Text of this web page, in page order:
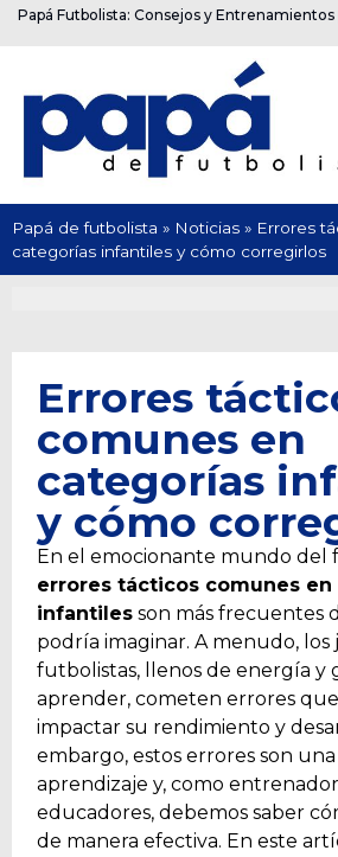
Papá Futbolista: Consejos y Entrenamientos
Papá de futbolista » Noticias » Errores
categorías infantiles y cómo corregirlos
Errores
comunes en
categorías
y cómo
En el emocionante mundo del
errores tácticos comunes
infantiles son más frecuentes
podría imaginar. A menudo, los
futbolistas, llenos de energía y
aprender, cometen errores
impactar su rendimiento y
embargo, estos errores son
aprendizaje y, como
educadores, debemos saber
de manera efectiva. En este